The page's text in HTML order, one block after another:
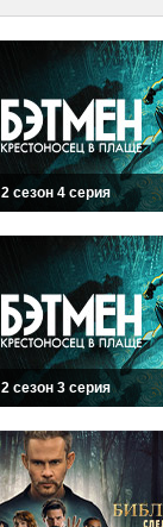
2 сезон 4 серия
2 сезон 3 серия